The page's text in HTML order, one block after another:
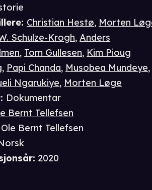
: Christian Hestø, Morten
Schulze-Krogh,Anders
, Tom Gullesen, Kim Pioug
, Papi Chanda, Musobea Mundeye,
Ngarukiye, Morten Løge
: Dokumentar
Bernt Tellefsen
Ole Bernt Tellefsen
: 2020